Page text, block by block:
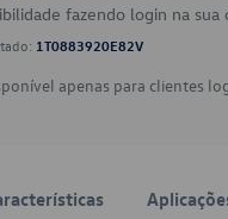
fazendo login na sua
1T0883920E82V
apenas para clientes